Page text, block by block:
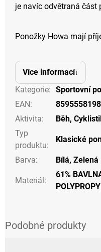
je navíc odvětraná
Ponožky Howa mají
Více informací
Kategorie: Sportovní
EAN:
Aktivita: Běh,
Typ
produktu:
Klasické
Barva: Bílá, Zelená
Materiál:
61%